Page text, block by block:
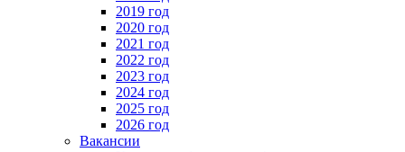
2019 год
2020 год
2021 год
2022 год
2023 год
2024 год
2025 год
2026 год
Вакансии